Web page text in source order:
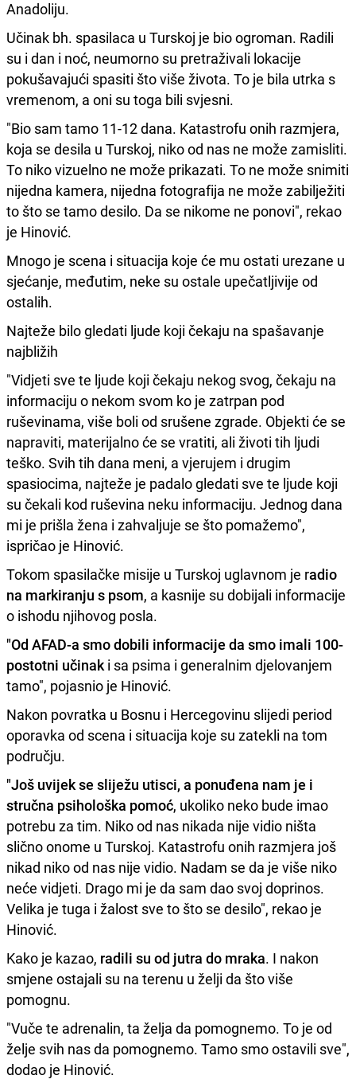
Anadoliju.
Učinak bh. spasilaca u Turskoj je bio ogroman. Radili
su i dan i noć, neumorno su pretraživali lokacije
pokušavajući spasiti što više života. To je bila utrka s
vremenom, a oni su toga bili svjesni.
"Bio sam tamo 11-12 dana. Katastrofu onih razmjera,
koja se desila u Turskoj, niko od nas ne može zamisliti.
To niko vizuelno ne može prikazati. To ne može snimiti
nijedna kamera, nijedna fotografija ne može zabilježiti
to što se tamo desilo. Da se nikome ne ponovi", rekao
je Hinović.
Mnogo je scena i situacija koje će mu ostati urezane u
sjećanje, međutim, neke su ostale upečatljivije od
ostalih.
Najteže bilo gledati ljude koji čekaju na spašavanje
najbližih
"Vidjeti sve te ljude koji čekaju nekog svog, čekaju na
informaciju o nekom svom ko je zatrpan pod
ruševinama, više boli od srušene zgrade. Objekti će se
napraviti, materijalno će se vratiti, ali životi tih ljudi
teško. Svih tih dana meni, a vjerujem i drugim
spasiocima, najteže je padalo gledati sve te ljude koji
su čekali kod ruševina neku informaciju. Jednog dana
mi je prišla žena i zahvaljuje se što pomažemo",
ispričao je Hinović.
Tokom spasilačke misije u Turskoj uglavnom je radio
na markiranju s psom, a kasnije su dobijali informacije
o ishodu njihovog posla.
"Od AFAD-a smo dobili informacije da smo imali 100-
postotni učinak i sa psima i generalnim djelovanjem
tamo", pojasnio je Hinović.
Nakon povratka u Bosnu i Hercegovinu slijedi period
oporavka od scena i situacija koje su zatekli na tom
području.
"Još uvijek se sliježu utisci, a ponuđena nam je i
stručna psihološka pomoć, ukoliko neko bude imao
potrebu za tim. Niko od nas nikada nije vidio ništa
slično onome u Turskoj. Katastrofu onih razmjera još
nikad niko od nas nije vidio. Nadam se da je više niko
neće vidjeti. Drago mi je da sam dao svoj doprinos.
Velika je tuga i žalost sve to što se desilo", rekao je
Hinović.
Kako je kazao, radili su od jutra do mraka. I nakon
smjene ostajali su na terenu u želji da što više
pomognu.
"Vuče te adrenalin, ta želja da pomognemo. To je od
želje svih nas da pomognemo. Tamo smo ostavili sve",
dodao je Hinović.